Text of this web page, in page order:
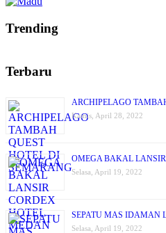
Trending
Terbaru
ARCHIPELAGO
Kamis, April 28, 2022
OMEGA BAKAL
Selasa, April 19, 2022
SEPATU MAS IDAMAN
Selasa, April 19, 2022